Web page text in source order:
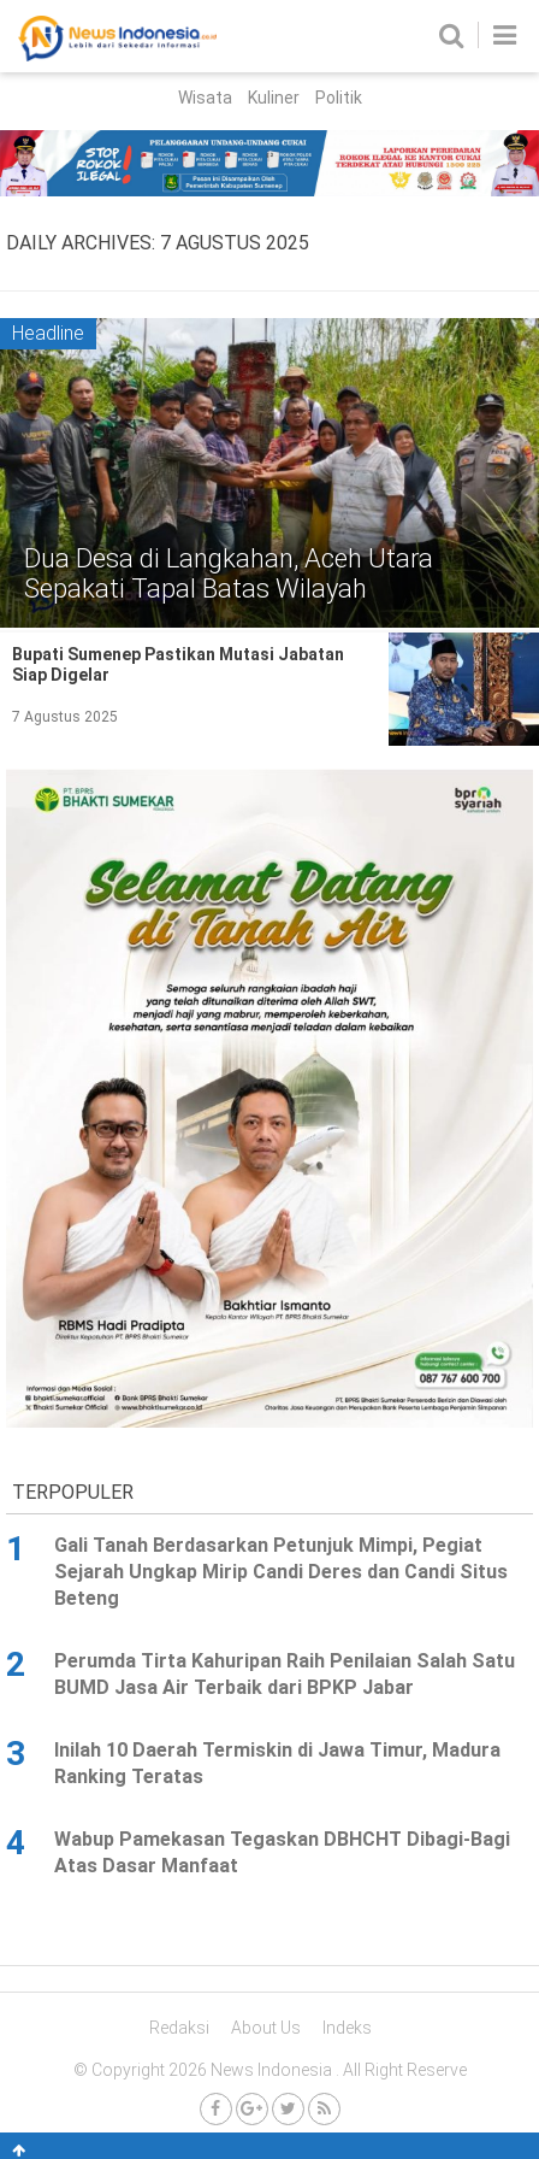
Parlemen
Nasional
Peristiwa
Hukum Kriminal
Korupsi
Politik
Gaya Hidup
Kesehatan Kuliner
Otomotif
Ilmiah
Budaya
Ekonomi
Indeks
2026
News
Indonesia
Right
Reserve
Wisata Kuliner Politik
DAILY ARCHIVES: 7 AGUSTUS 2025
Headline
Dua Desa di Langkahan, Aceh Utara
Sepakati Tapal Batas Wilayah
Bupati Sumenep Pastikan Mutasi Jabatan
Siap Digelar
7 Agustus 2025
TERPOPULER
1
Gali Tanah Berdasarkan Petunjuk Mimpi, Pegiat
Sejarah Ungkap Mirip Candi Deres dan Candi Situs
Beteng
2
Perumda Tirta Kahuripan Raih Penilaian Salah Satu
BUMD Jasa Air Terbaik dari BPKP Jabar
3
Inilah 10 Daerah Termiskin di Jawa Timur, Madura
Ranking Teratas
4
Wabup Pamekasan Tegaskan DBHCHT Dibagi-Bagi
Atas Dasar Manfaat
Redaksi About Us Indeks
© Copyright 2026 News Indonesia . All Right Reserve